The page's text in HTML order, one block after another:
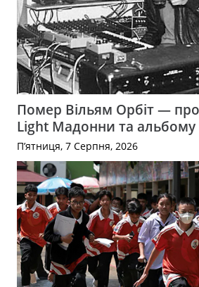
Помер Вільям Орбіт —
Light Мадонни та альбому
П’ятниця, 7 Серпня, 2026